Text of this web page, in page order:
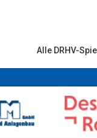
Alle DRHV-